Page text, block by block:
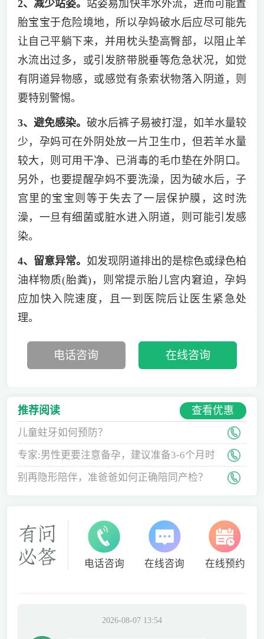
2、减少站姿。 站姿易加快羊水外流，进而可能置
胎宝宝于危险境地，所以孕妈破水后应尽可能先
让自己平躺下来，并用枕头垫高臀部，以阻止羊
水流出过多，或引发脐带脱垂等危急状况，如觉
有阴道异物感，或感觉有条索状物落入阴道，则
要特别警惕。
3、避免感染。破水后裤子易被打湿，如羊水量较
少，孕妈可在外阴处放一片卫生巾，但若羊水量
较大，则可用干净、已消毒的毛巾垫在外阴口。
另外，也要提醒孕妈不要洗澡，因为破水后，子
宫里的宝宝则等于失去了一层保护膜，这时洗
澡，一旦有细菌或脏水进入阴道，则可能引发感
染。
4、留意异常。如发现阴道排出的是棕色或绿色柏
油样物质(胎粪)，则常提示胎儿宫内窘迫，孕妈
应加快入院速度，且一到医院后让医生紧急处
理。
电话咨询 在线咨询
推荐阅读 查看优惠
儿童蛀牙如何预防？
专家:男性更要注意备孕，建议准备3-6个月时
间
别再隐形陪伴，准爸爸如何正确陪同产检？
电话咨询 在线咨询 在线预约
2026-08-07 13:54